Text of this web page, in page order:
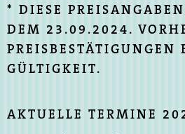
* DIESE
DEM 23.09.2024.
PREISBESTÄTIGUNGEN
GÜLTIGKEIT.
AKTUELLE TERMINE